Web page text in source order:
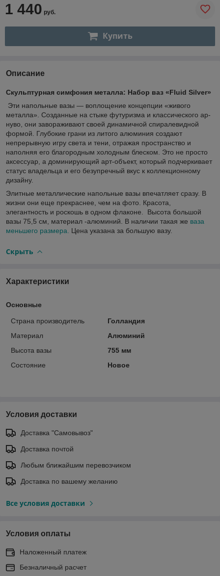
1 440 руб.
Купить
Описание
Скульптурная симфония металла: Набор ваз «Fluid Silver»
Эти напольные вазы — воплощение концепции «живого
металла». Созданные на стыке футуризма и классического ар-
нуво, они завораживают своей динамичной спиралевидной
формой. Глубокие грани из литого алюминия создают
непрерывную игру света и тени, отражая пространство и
наполняя его благородным холодным блеском. Это не просто
аксессуар, а доминирующий арт-объект, который подчеркивает
статус владельца и его безупречный вкус к коллекционному
дизайну.
Элитные металлические напольные вазы впечатляет сразу. В
жизни они еще прекраснее, чем на фото. Красота,
элегантность и роскошь в одном флаконе. Высота большой
вазы 75,5 см, материал -алюминий. В наличии такая же ваза
меньшего размера.
Цена указана за большую вазу.
Скрыть
Характеристики
Основные
Страна производитель
Голландия
Материал
Алюминий
Высота вазы
755 мм
Состояние
Новое
Условия доставки
Доставка "Самовывоз"
Доставка почтой
Любым ближайшим перевозчиком
Доставка по вашему желанию
Все условия доставки
Условия оплаты
Наложенный платеж
Безналичный расчет